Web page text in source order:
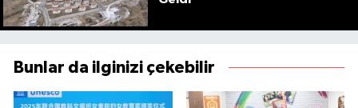
Bunlar da ilginizi çekebilir